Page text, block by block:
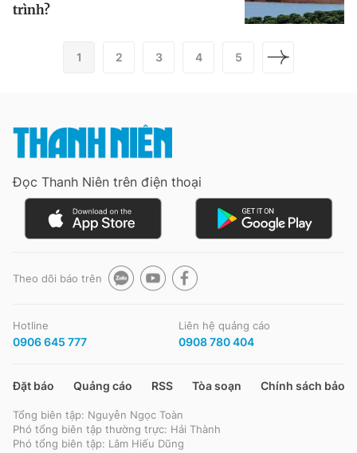
trình?
1 2 3 4 5
Đọc Thanh Niên trên điện thoại
Theo dõi báo trên
Hotline
0906 645 777
Liên hệ quảng cáo
0908 780 404
Đặt báo Quảng cáo RSS Tòa soạn Chính sách bảo
Tổng biên tập: Nguyễn Ngọc Toàn
Phó tổng biên tập thường trực: Hải Thành
Phó tổng biên tập: Lâm Hiếu Dũng